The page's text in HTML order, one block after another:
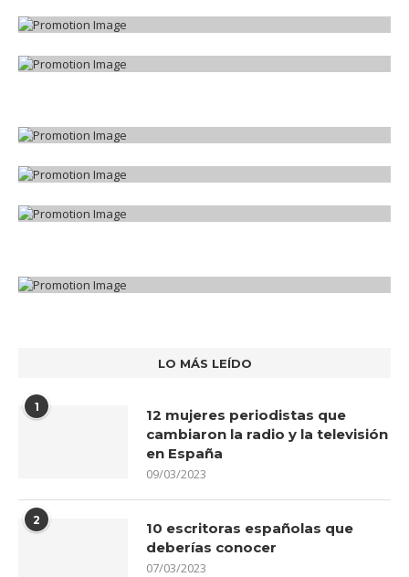
LO MÁS LEÍDO
1
12 mujeres periodistas que
cambiaron la radio y la televisión
en España
09/03/2023
2
10 escritoras españolas que
deberías conocer
07/03/2023